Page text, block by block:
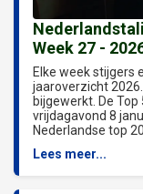
Week 27 -
Elke week stijgers
jaaroverzicht
bijgewerkt. De
vrijdagavond 8
Nederlandse top
Lees meer...